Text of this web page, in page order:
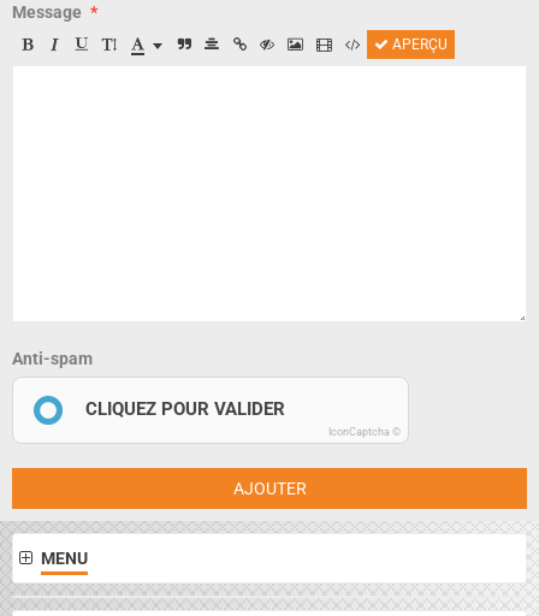
Message
APERÇU
Anti-spam
CLIQUEZ POUR VALIDER
IconCaptcha ©
AJOUTER
MENU